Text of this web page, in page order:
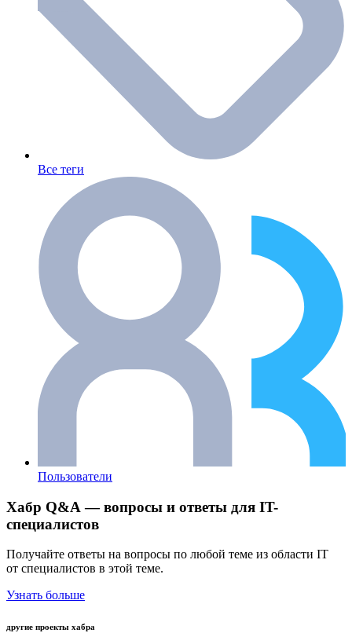
Все теги
Пользователи
Хабр Q&A — вопросы и ответы для IT-
специалистов
Получайте ответы на вопросы по любой теме из области IT
от специалистов в этой теме.
Узнать больше
другие проекты хабра